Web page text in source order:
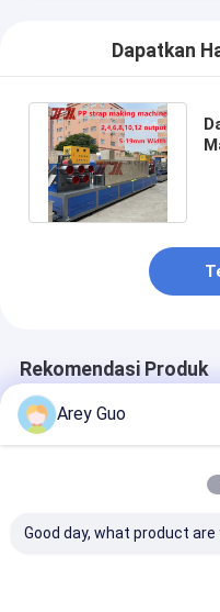
Dapatkan
Rekomendasi Produk
Arey Guo
Good day, what product are